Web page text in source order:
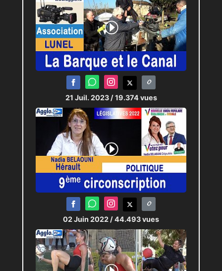
21 Juil. 2023 / 19.374 vues
02 Juin 2022 / 44.493 vues